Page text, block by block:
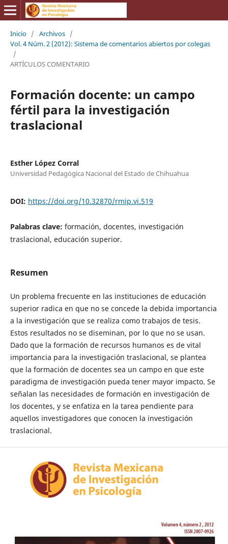
Inicio / Archivos /
Vol. 4 Núm. 2 (2012): Sistema de comentarios abiertos por colegas
/
ARTÍCULOS COMENTARIO
Formación docente: un campo
fértil para la investigación
traslacional
Esther López Corral
Universidad Pedagógica Nacional del Estado de Chihuahua
DOI: https://doi.org/10.32870/rmip.vi.519
Palabras clave: formación, docentes, investigación
traslacional, educación superior.
Resumen
Un problema frecuente en las instituciones de educación
superior radica en que no se concede la debida importancia
a la investigación que se realiza como trabajos de tesis.
Estos resultados no se diseminan, por lo que no se usan.
Dado que la formación de recursos humanos es de vital
importancia para la investigación traslacional, se plantea
que la formación de docentes sea un campo en que este
paradigma de investigación pueda tener mayor impacto. Se
señalan las necesidades de formación en investigación de
los docentes, y se enfatiza en la tarea pendiente para
aquellos investigadores que conocen la investigación
traslacional.